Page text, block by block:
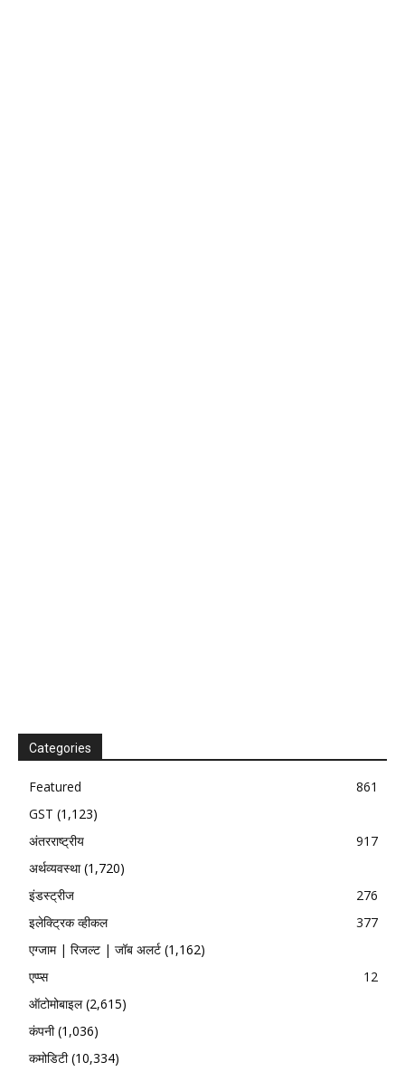
Categories
Featured
861
GST (1,123)
अंतरराष्ट्रीय
917
अर्थव्यवस्था(1,720)
इंडस्ट्रीज
276
इलेक्ट्रिक व्हीकल
377
एग्जाम | रिजल्ट | जॉब अलर्ट (1,162)
एप्प्स
12
ऑटोमोबाइल(2,615)
कंपनी(1,036)
कमोडिटी(10,334)